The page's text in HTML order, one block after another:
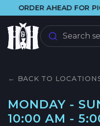
AHEAD FOR PICK-
Search
← BACK TO
MONDAY -
10:00 AM -